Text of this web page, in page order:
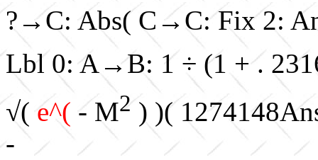
?→C: Abs( C→C: Fix 2:
Lbl 0: A→B: 1 ÷ (1 + .
√( e^( - M2) )(
-